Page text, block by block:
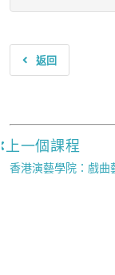
返回
上一個課程
香港演藝學院：戲曲